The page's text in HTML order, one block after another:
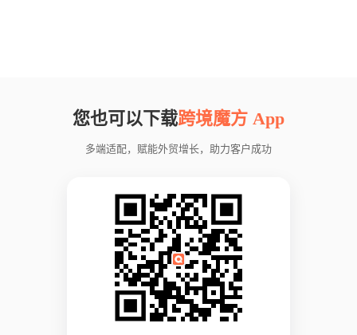
您也可以下载跨境魔方 App
多端适配，赋能外贸增长，助力客户成功